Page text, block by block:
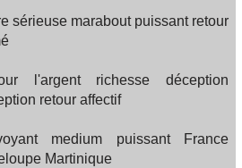
sérieuse marabout puissant retour
l'argent richesse déception
retour affectif
medium puissant France
Martinique